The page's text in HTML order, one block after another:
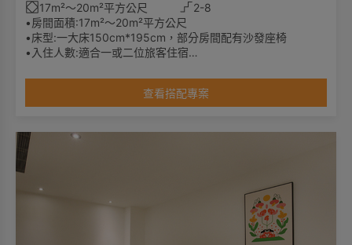
17m²～20m²平方公尺
2-8
•房間面積:17m²～20m²平方公尺
•床型:一大床150cm*195cm，部分房間配有沙發座椅
•入住人數:適合一或二位旅客住宿
•景觀:部分有窗
**房型須以現場狀況安排，無法指定**
查看搭配專案